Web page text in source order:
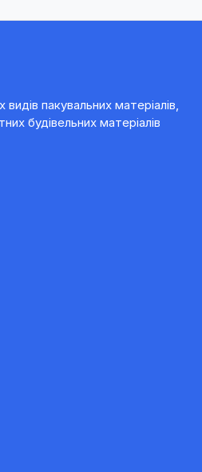
пакувальних матеріалів,
будівельних матеріалів